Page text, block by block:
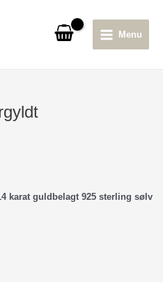
Menu
karat guldbelagt 925 sterling sølv